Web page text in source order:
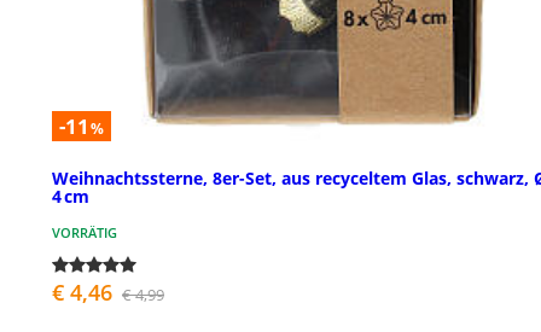
-11 %
Weihnachtssterne, 8er-Set, aus recyceltem Glas, schwarz,
4 cm
VORRÄTIG
€ 4,46 € 4,99